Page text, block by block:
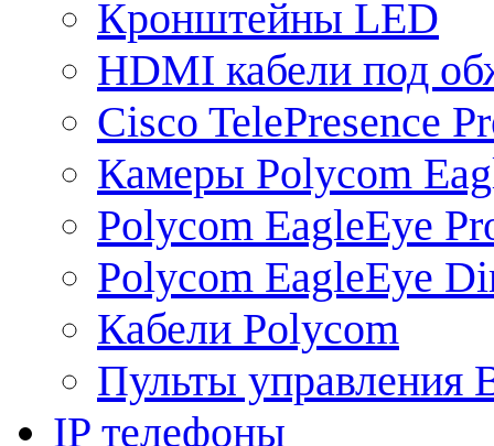
Кронштейны LED
HDMI кабели под
Cisco TelePresence
Камеры Polycom
Polycom EagleEye
Polycom EagleEye
Кабели Polycom
Пульты управления
IP телефоны